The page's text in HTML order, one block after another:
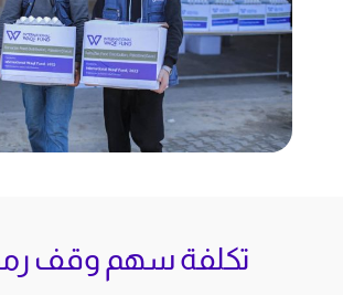
تكلفة سهم وقف